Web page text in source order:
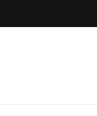
Hit enter to